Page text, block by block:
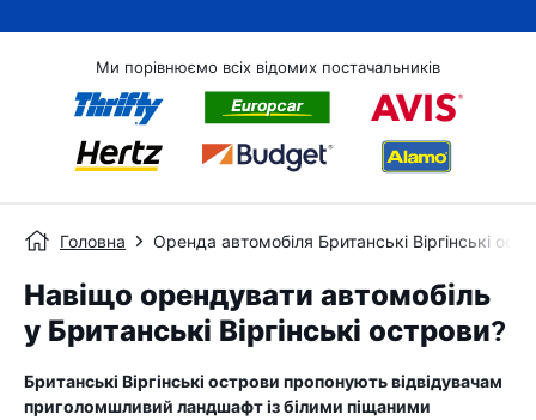
Ми порівнюємо всіх відомих постачальників
Головна Оренда автомобіля Британські Віргінські
Навіщо орендувати автомобіль
у Британські Віргінські острови?
Британські Віргінські острови пропонують відвідувачам
приголомшливий ландшафт із білими піщаними